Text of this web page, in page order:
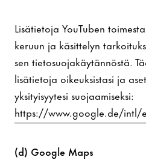
Lisätietoja YouTuben
keruun ja käsittelyn
sen tietosuojakäytännöstä.
lisätietoja oikeuksistasi ja
yksityisyytesi suojaamiseksi:
https://www.google.de/intl/
(d) Google Maps